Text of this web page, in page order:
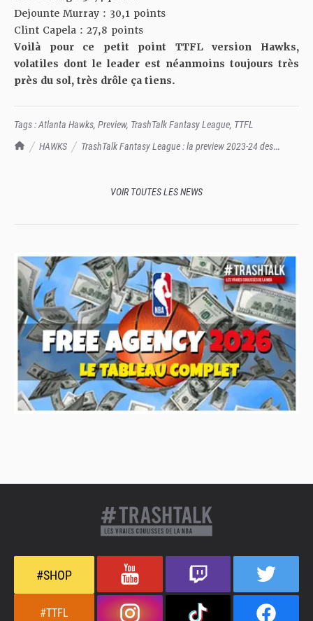
TrashTalk Actu NBA
HAWKS
TrashTalk Fantasy League : la preview 2023-24 des
Dejounte Murray : 30,1 points
Clint Capela : 27,8 points
Voilà pour ce petit point TTFL version Hawks,
volatiles dont le leader est néanmoins toujours très
près du sol, très drôle ça tiens.
Tags :Atlanta Hawks, Preview, TrashTalk Fantasy League, TTFL
VOIR TOUTES LES NEWS
#SHOP
#TTFL